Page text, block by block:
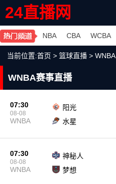
24直播网
NBA CBA WCBA
当前位置:首页 > 篮球直播 > WNBA
WNBA赛事直播
07:30
08-08
WNBA
阳光
水星
07:30
08-08
WNBA
神秘人
梦想